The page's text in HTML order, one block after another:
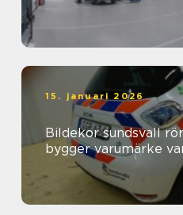
15. januari 2026
Bildekor sundsvall rörlig reklam som
bygger varumärke